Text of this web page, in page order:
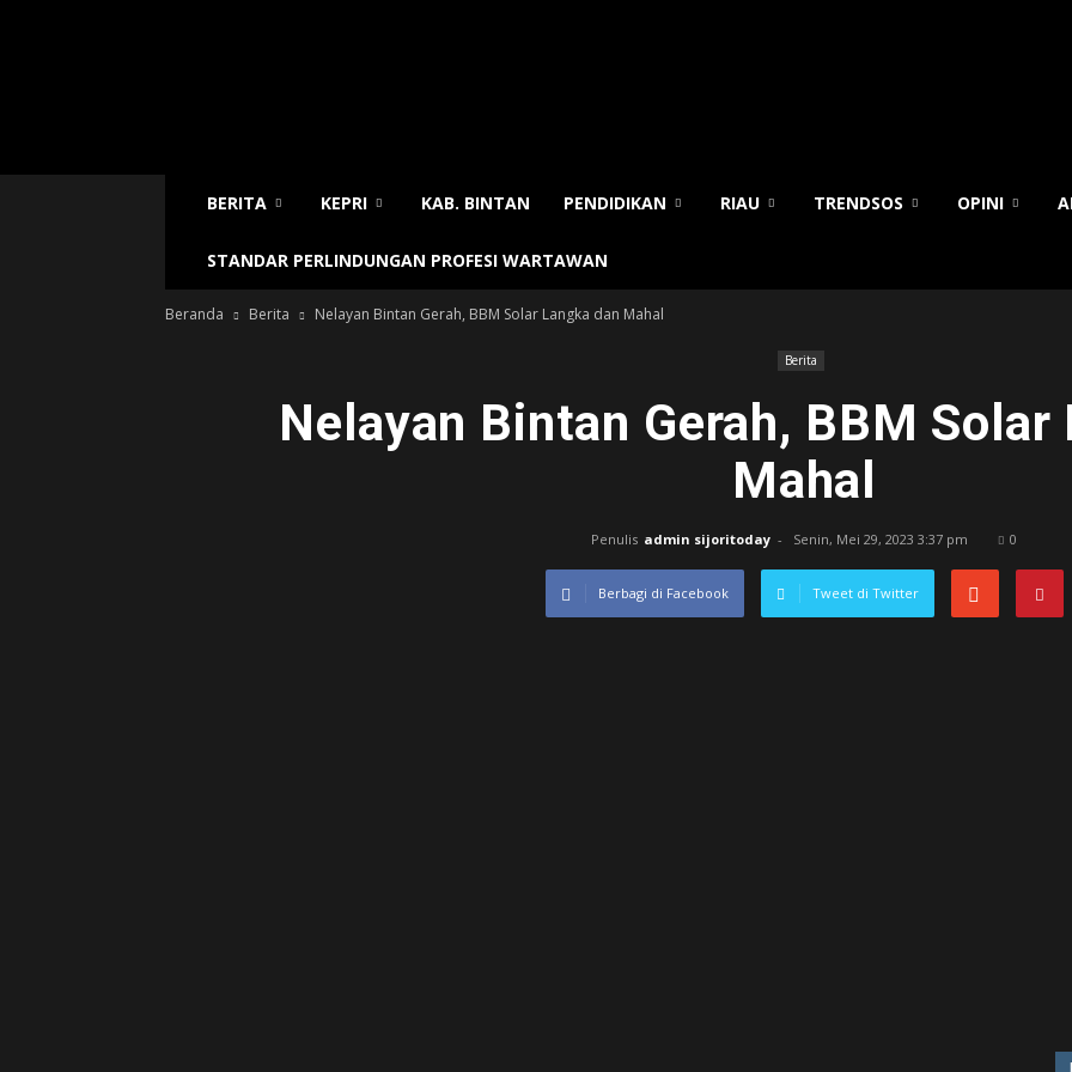
BERITA KEPRI KAB. BINTAN PENDIDIKAN RIAU TRENDSOS OPINI
STANDAR PERLINDUNGAN PROFESI WARTAWAN
Beranda Berita Nelayan Bintan Gerah, BBM Solar Langka dan Mahal
Berita
Nelayan Bintan Gerah, BBM Solar
Mahal
Penulis admin sijoritoday - Senin, Mei 29, 2023 3:37 pm 0
Berbagi di Facebook Tweet di Twitter